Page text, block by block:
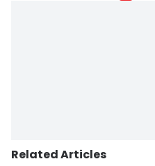
Related Articles